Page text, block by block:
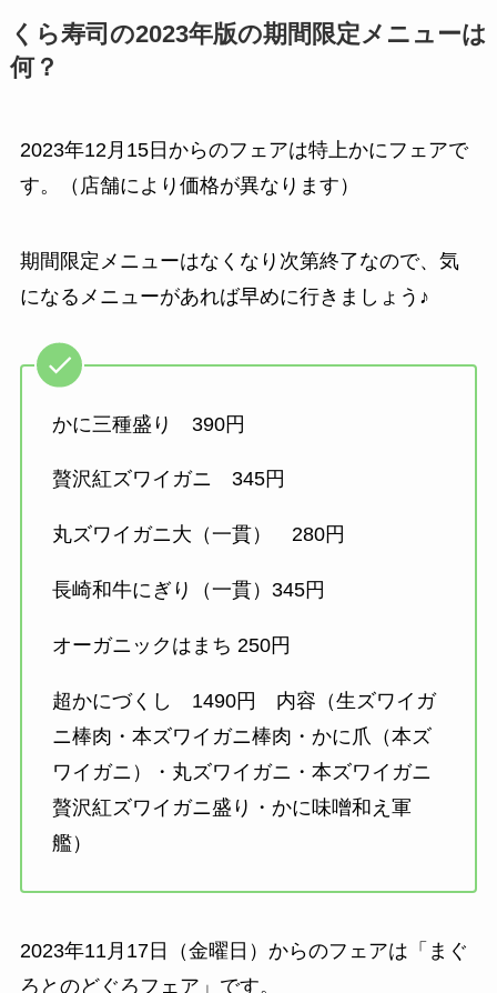
くら寿司の2023年版の期間限定メニューは
何？
2023年12月15日からのフェアは特上かにフェアで
す。（店舗により価格が異なります）
期間限定メニューはなくなり次第終了なので、気
になるメニューがあれば早めに行きましょう♪
かに三種盛り 390円
贅沢紅ズワイガニ 345円
丸ズワイガニ大（一貫） 280円
長崎和牛にぎり（一貫）345円
オーガニックはまち 250円
超かにづくし 1490円 内容（生ズワイガ
ニ棒肉・本ズワイガニ棒肉・かに爪（本ズ
ワイガニ）・丸ズワイガニ・本ズワイガニ
贅沢紅ズワイガニ盛り・かに味噌和え軍
艦）
2023年11月17日（金曜日）からのフェアは「まぐ
ろとのどぐろフェア」です。